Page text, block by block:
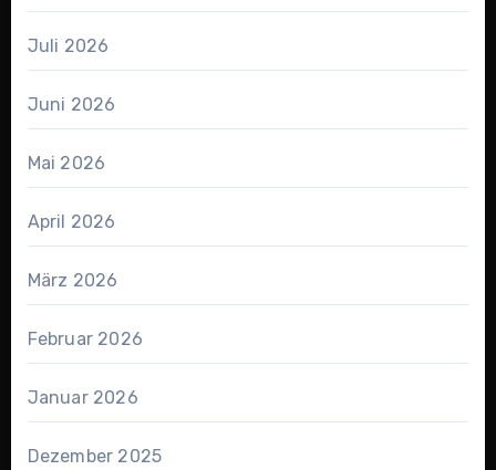
Juli 2026
Juni 2026
Mai 2026
April 2026
März 2026
Februar 2026
Januar 2026
Dezember 2025